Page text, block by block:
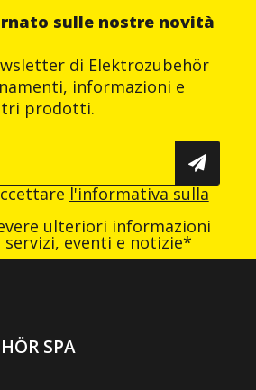
sulle nostre novità
di Elektrozubehör
informazioni e
prodotti.
l'informativa sulla
ulteriori informazioni
eventi e notizie*
SPA